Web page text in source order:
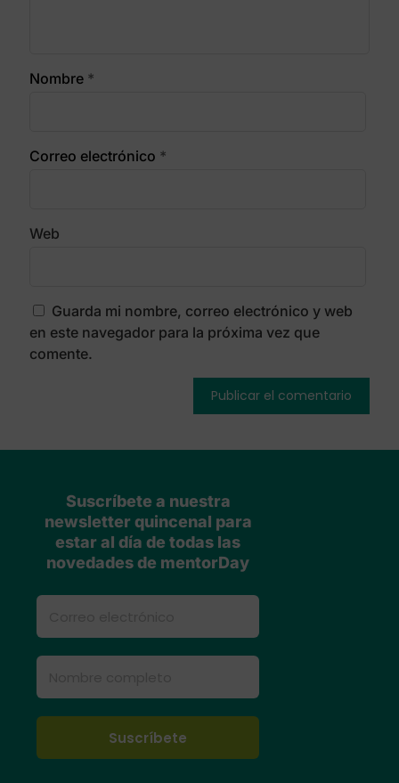
Nombre *
Correo electrónico *
Web
Guarda mi nombre, correo electrónico y web
en este navegador para la próxima vez que
comente.
Suscríbete a nuestra
newsletter quincenal para
estar al día de todas las
novedades de mentorDay